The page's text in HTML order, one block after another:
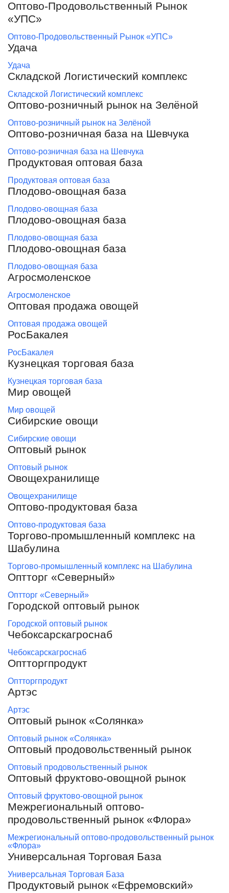
Оптово-Продовольственный Рынок
«УПС»
Оптово-Продовольственный Рынок «УПС»
Удача
Удача
Складской Логистический комплекс
Складской Логистический комплекс
Оптово-розничный рынок на Зелёной
Оптово-розничный рынок на Зелёной
Оптово-розничная база на Шевчука
Оптово-розничная база на Шевчука
Продуктовая оптовая база
Продуктовая оптовая база
Плодово-овощная база
Плодово-овощная база
Плодово-овощная база
Плодово-овощная база
Плодово-овощная база
Плодово-овощная база
Агросмоленское
Агросмоленское
Оптовая продажа овощей
Оптовая продажа овощей
РосБакалея
РосБакалея
Кузнецкая торговая база
Кузнецкая торговая база
Мир овощей
Мир овощей
Сибирские овощи
Сибирские овощи
Оптовый рынок
Оптовый рынок
Овощехранилище
Овощехранилище
Оптово-продуктовая база
Оптово-продуктовая база
Торгово-промышленный комплекс на
Шабулина
Торгово-промышленный комплекс на Шабулина
Оптторг «Северный»
Оптторг «Северный»
Городской оптовый рынок
Городской оптовый рынок
Чебоксарскагроснаб
Чебоксарскагроснаб
Оптторгпродукт
Оптторгпродукт
Артэс
Артэс
Оптовый рынок «Солянка»
Оптовый рынок «Солянка»
Оптовый продовольственный рынок
Оптовый продовольственный рынок
Оптовый фруктово-овощной рынок
Оптовый фруктово-овощной рынок
Межрегиональный оптово-
продовольственный рынок «Флора»
Межрегиональный оптово-продовольственный рынок
«Флора»
Универсальная Торговая База
Универсальная Торговая База
Продуктовый рынок «Ефремовский»